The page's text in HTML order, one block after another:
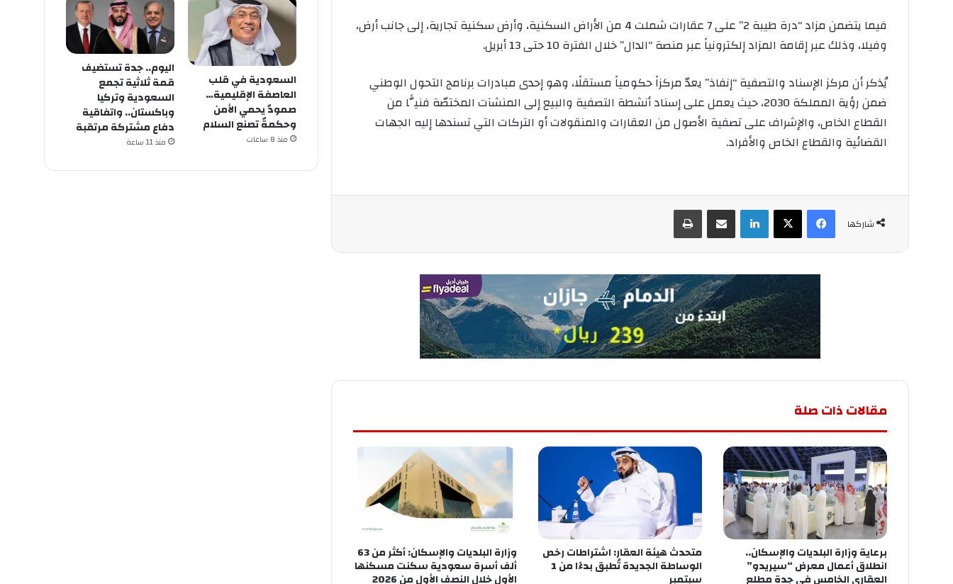
فيما يتضمن مزاد “درة طيبة 2” على 7 عقارات شملت 4 من الأراض السكنية، وأرض سكنية تجارية، إلى جانب أرض،
وفيلا، وذلك عبر إقامة المزاد إلكترونياً عبر منصة “الدال” خلال الفترة 10 حتى 13 أبريل.
يُذكر أن مركز الإسناد والتصفية “إنفاذ” يعدّ مركزاً حكومياً مستقلًا، وهو إحدى مبادرات برنامج التحول الوطني
ضمن رؤية المملكة 2030، حيث يعمل على إسناد أنشطة التصفية والبيع إلى المنشآت المختصّة فنيًّا من
القطاع الخاص، والإشراف على تصفية الأصول من العقارات والمنقولات أو التركات التي تسندها إليه الجهات
القضائية والقطاع الخاص والأفراد.
شاركها
فيسبوك لينكدإن
مقالات ذات صلة
برعاية وزارة البلديات والإسكان..
انطلاق أعمال معرض “سيريدو”
العقاري الخامس في جدة مطلع
متحدث هيئة العقار: اشتراطات رخص
الوساطة الجديدة تُطبق بدءًا من 1
سبتمبر
وزارة البلديات والإسكان: أكثر من 63
ألف أسرة سعودية سكنت مسكنها
الأول خلال النصف الأول من 2026
السعودية في قلب
العاصفة الإقليمية…
صمودٌ يحمي الأمن
وحكمةٌ تصنع السلام
منذ 8 ساعات
اليوم.. جدة تستضيف
قمة ثلاثية تجمع
السعودية وتركيا
وباكستان.. واتفاقية
دفاع مشتركة مرتقبة
منذ 11 ساعة